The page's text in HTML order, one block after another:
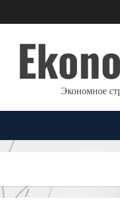
Экономное